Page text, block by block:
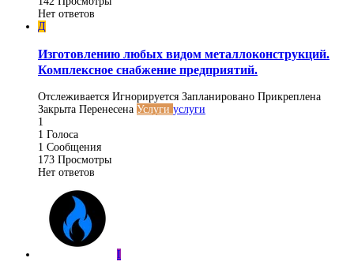
Нет ответов
Д
Изготовлению любых видом металлоконструкций.
Комплексное снабжение предприятий.
Отслеживается Игнорируется Запланировано Прикреплена
Закрыта Перенесена Услуги услуги
1
1 Голоса
1 Сообщения
173 Просмотры
Нет ответов
I